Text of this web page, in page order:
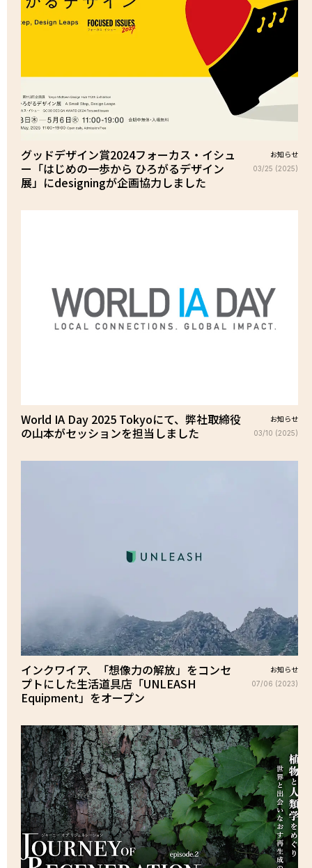
グッドデザイン賞2024フォーカス・イシュ
ー「はじめの一歩から ひろがるデザイン
展」にdesigningが企画協力しました
お知らせ
03/25 (2025)
World IA Day 2025 Tokyoにて、弊社取締役
の山本がセッションを担当しました
お知らせ
03/10 (2025)
インクワイア、「想像力の解放」をコンセ
プトにした生活道具店「UNLEASH
Equipment」をオープン
お知らせ
07/06 (2023)